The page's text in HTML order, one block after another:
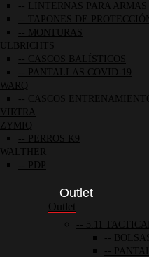
LINTERNAS PARA ARMAS
TAPONES DE
MONTURAS
ULBRICHTS
CASCOS BALÍSTICOS
PANTALLAS COVID-19
WARQ
CASCOS
VIRTRA
ZYMIQ
PERROS K9
WALTHER
PDP
Outlet
Outlet
5.11 TACTICAL